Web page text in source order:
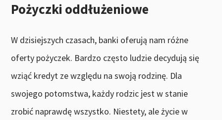
Pożyczki oddłużeniowe
W dzisiejszych czasach, banki oferują nam różne
oferty pożyczek. Bardzo często ludzie decydują się
wziąć kredyt ze względu na swoją rodzinę. Dla
swojego potomstwa, każdy rodzic jest w stanie
zrobić naprawdę wszystko. Niestety, ale życie w